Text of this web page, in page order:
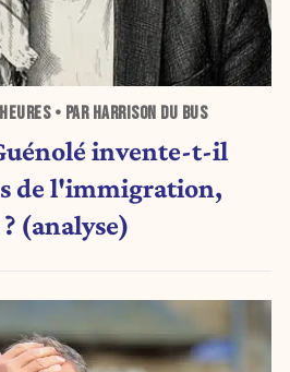
• PAR HARRISON DU BUS
invente-t-il
de l'immigration,
(analyse)